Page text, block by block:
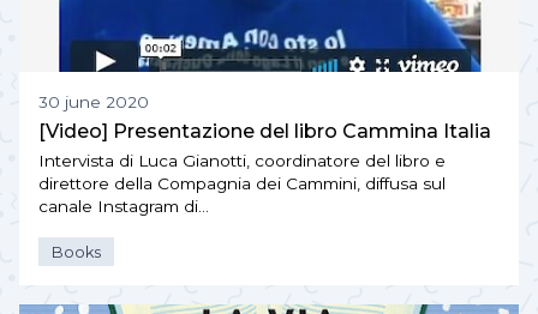
30 june 2020
[Video] Presentazione del libro Cammina Italia
Intervista di Luca Gianotti, coordinatore del libro e
direttore della Compagnia dei Cammini, diffusa sul
canale Instagram di…
Books